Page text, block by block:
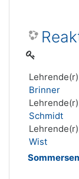
Brinner
Schmidt
Wist